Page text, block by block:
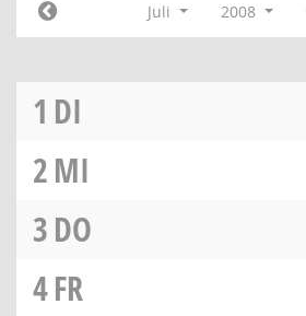
Juli 2008
1 DI
2MI
3DO
4FR